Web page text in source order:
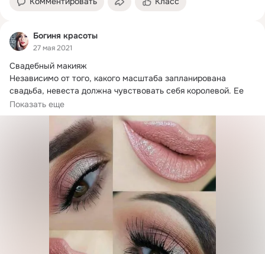
Богиня красоты
27 мая 2021
Свадебный макияж
Независимо от того, какого масштаба запланирована
свадьба, невеста должна чувствовать себя королевой. Ее
красоту и...
Показать еще